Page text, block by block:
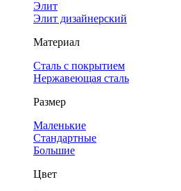
Элит
Элит дизайнерский
Материал
Сталь с покрытием
Нержавеющая сталь
Размер
Маленькие
Стандартные
Большие
Цвет